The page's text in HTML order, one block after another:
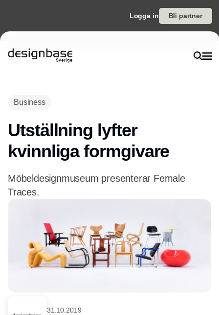
Logga in Bli partner
Business
Utställning lyfter
kvinnliga formgivare
Möbeldesignmuseum presenterar Female
Traces.
31.10.2019